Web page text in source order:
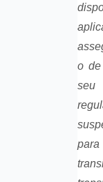
o de